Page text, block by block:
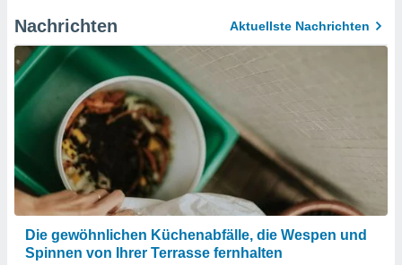
Nachrichten Aktuellste Nachrichten
Die gewöhnlichen Küchenabfälle, die Wespen und
Spinnen von Ihrer Terrasse fernhalten